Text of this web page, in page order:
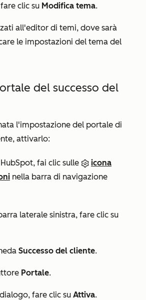
clic su Modifica tema.
all'editor di temi, dove sarà
le impostazioni del tema del
del successo del
l'impostazione del portale di
attivarlo:
fai clic sulle
icona
nella barra di navigazione
laterale sinistra, fare clic su
Successo del cliente.
Portale.
fare clic su Attiva.